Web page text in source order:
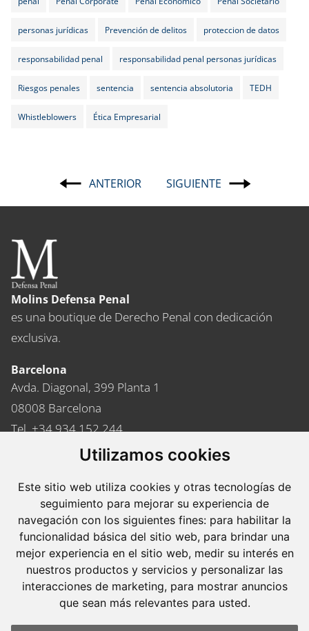
Utilizamos cookies
Este sitio web utiliza cookies y otras tecnologías de
seguimiento para mejorar su experiencia de
navegación con los siguientes fines: para habilitar la
funcionalidad básica del sitio web, para brindar una
mejor experiencia en el sitio web, medir su interés en
nuestros productos y servicios y personalizar las
interacciones de marketing, para mostrar anuncios
que sean más relevantes para usted.
personas jurídicas Prevención de delitos proteccion de datos
responsabilidad penal responsabilidad penal personas jurídicas
Riesgos penales sentencia sentencia absolutoria TEDH
Whistleblowers Ética Empresarial
Navegación
de
ANTERIOR SIGUIENTE
Molins Defensa Penal
es una boutique de Derecho Penal con dedicación
exclusiva.
Barcelona
Avda. Diagonal, 399 Planta 1
08008 Barcelona
Tel. +34 934 152 244
Fax. +34 934 160 693
Madrid
José Abascal, 56 Planta 6
28003 Madrid
Tel. +34 913 103 008
Fax. +34 913 915 158